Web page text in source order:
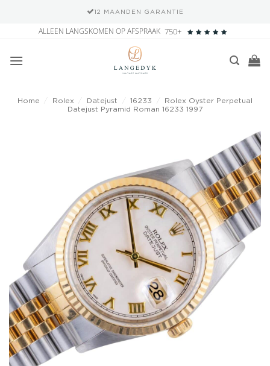
12 MAANDEN GARANTIE
inhoud
ALLEEN LANGSKOMEN OP AFSPRAAK 750+
Home Rolex Datejust 16233
Rolex Oyster Perpetual
Datejust Pyramid Roman 16233 1997
Add to
wishlist